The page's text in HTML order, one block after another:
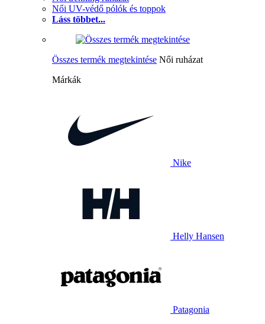
Női UV-védő pólók és toppok
Láss többet...
Összes termék megtekintése Női ruházat
Márkák
Nike
Helly Hansen
Patagonia